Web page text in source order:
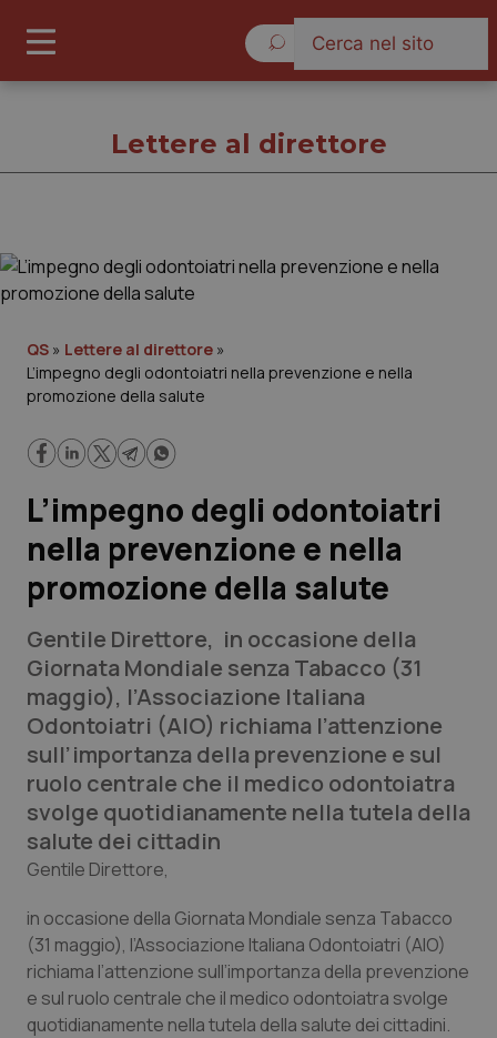
Governo e Parlamento
Regioni e Asl
Lavoro e Professioni
Scienza e Farmaci
Studi e Analisi
Lettere al direttore
Edizioni Regionali
QS Pro
Professionisti Sanitari.AI
Basilicata
Calabria
Artrite & artrosi
Asma & BPCO
QS Club Newsletter
Lettere al direttore
QS » Lettere al direttore »
L’impegno degli odontoiatri nella prevenzione e nella
promozione della salute
L’impegno degli odontoiatri
nella prevenzione e nella
promozione della salute
Gentile Direttore, in occasione della
Giornata Mondiale senza Tabacco (31
maggio), l’Associazione Italiana
Odontoiatri (AIO) richiama l’attenzione
sull’importanza della prevenzione e sul
ruolo centrale che il medico odontoiatra
svolge quotidianamente nella tutela della
salute dei cittadin
Gentile Direttore,
in occasione della Giornata Mondiale senza Tabacco
(31 maggio), l’Associazione Italiana Odontoiatri (AIO)
richiama l’attenzione sull’importanza della prevenzione
e sul ruolo centrale che il medico odontoiatra svolge
quotidianamente nella tutela della salute dei cittadini.